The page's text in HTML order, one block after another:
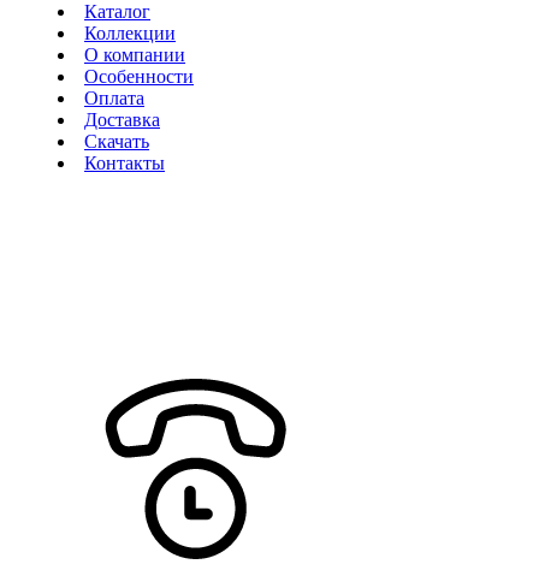
Каталог
Коллекции
О компании
Особенности
Оплата
Доставка
Скачать
Контакты